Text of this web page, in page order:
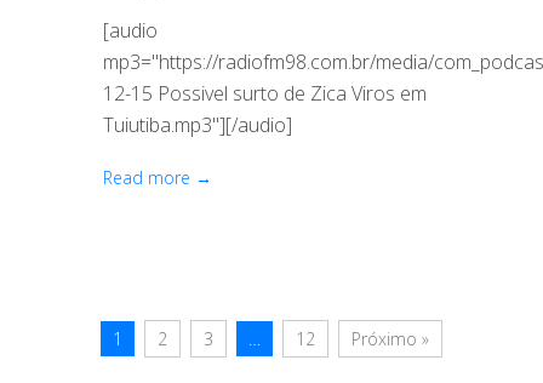
[audio
mp3="https://radiofm98.com.br/media/
12-15 Possivel surto de Zica Viros em
Tuiutiba.mp3"][/audio]
Read more →
1 2 3 … 12 Próximo »